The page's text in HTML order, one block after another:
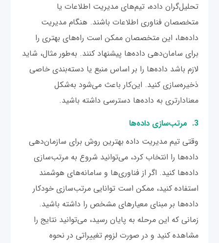
تحلیل‌گران داده، تیم‌های مدیریت اطلاعات یا
متخصصان فناوری اطلاعات باشند. هنگام مدیریت
داده‌ها،‌ این متخصصان ممکن است راه‌های بهتری را
برای سامان‌دهی داده‌ها پیشنهاد کنند. به‌طور مثال، شاید
لازم باشد داده‌ها را بر اساس منبع یا دسته‌بندی خاصی
ذخیره‌سازی کنید. این‌کار باعث می‌شود به‌شکل
معنادارتری به داده‌ها دسترسی داشته باشید.
3. مرتب‌سازی داده‌ها
وقتی تیم مدیریت داده بهترین روش برای سازمان‌دهی
داده‌ها را انتخاب کرد، می‌توانید شروع به مرتب‌سازی
داده‌ها کنید. اگر از فناوری‌ها و سامانه‌های هوشمند
استفاده کنید، ممکن است توانایی مرتب‌سازی خودکار
داده‌ها بر مبنای معیارهای مشخص را داشته باشید.
زمانی که این مرحله به پایان رسید، می‌توانید نتایج را
مشاهده کنید و در صورت لزوم تغییراتی در نحوه